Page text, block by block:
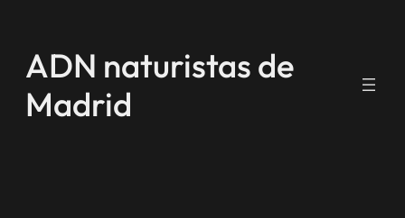
contenido
ADN naturistas de
Madrid